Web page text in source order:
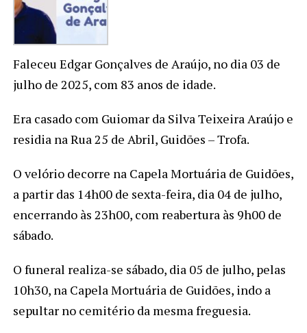
Faleceu Edgar Gonçalves de Araújo, no dia 03 de
julho de 2025, com 83 anos de idade.
Era casado com Guiomar da Silva Teixeira Araújo e
residia na Rua 25 de Abril, Guidões – Trofa.
O velório decorre na Capela Mortuária de Guidões,
a partir das 14h00 de sexta-feira, dia 04 de julho,
encerrando às 23h00, com reabertura às 9h00 de
sábado.
O funeral realiza-se sábado, dia 05 de julho, pelas
10h30, na Capela Mortuária de Guidões, indo a
sepultar no cemitério da mesma freguesia.